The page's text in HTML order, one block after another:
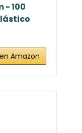
- 100
Amazon